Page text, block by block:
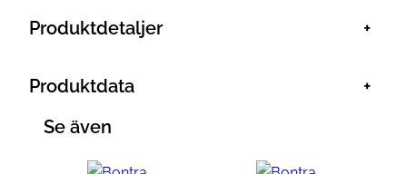
r
d
Produktdetaljer +
Produktdata
+
Se även